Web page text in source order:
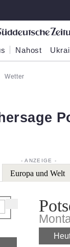
Nahost
Wetter
Europa und Welt